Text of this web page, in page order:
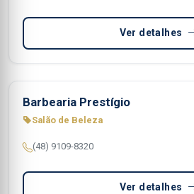
Ver detalhes
Barbearia Prestígio
Salão de Beleza
(48) 9109-8320
Ver detalhes